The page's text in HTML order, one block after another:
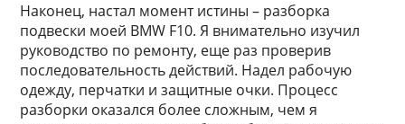
Наконец, настал момент истины – разборка
подвески моей BMW F10. Я внимательно изучил
руководство по ремонту, еще раз проверив
последовательность действий. Надел рабочую
одежду, перчатки и защитные очки. Процесс
разборки оказался более сложным, чем я